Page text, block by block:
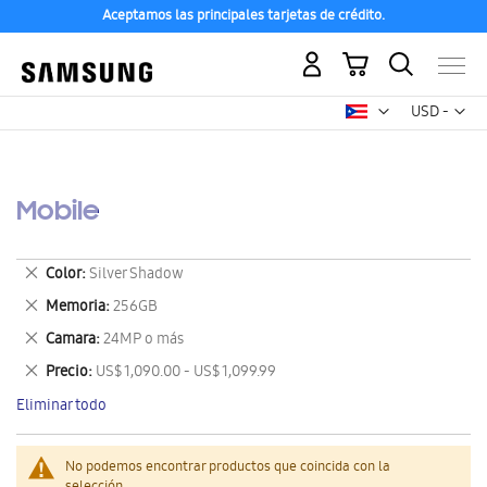
Aceptamos las principales tarjetas de crédito.
USD -
dólar
Mi carrito
Mobile
No podemos encontrar productos que coincida con la
Color Silver Shadow
Eliminar
este
artículo
Memoria 256GB
Eliminar
este
artículo
Camara 24MP o más
Eliminar
este
artículo
Precio US$ 1,090.00 - US$ 1,099.99
Eliminar
este
artículo
Eliminar todo